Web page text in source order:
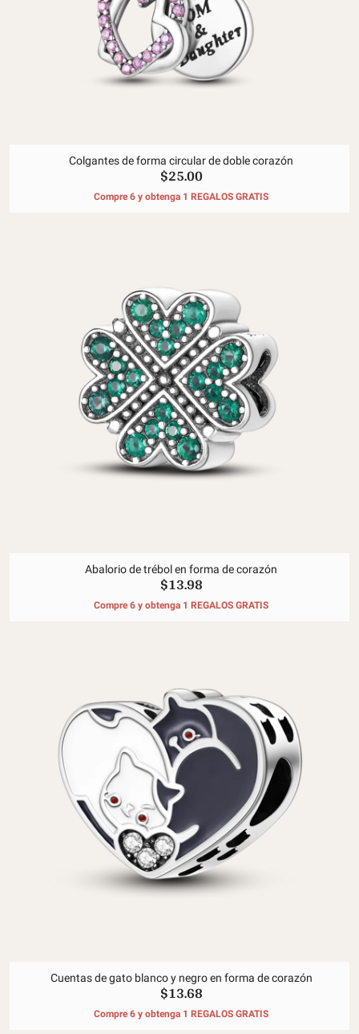
Colgantes de forma circular de doble corazón
$25.00
Compre 6 y obtenga 1 REGALOS GRATIS
Abalorio de trébol en forma de corazón
$13.98
Compre 6 y obtenga 1 REGALOS GRATIS
Cuentas de gato blanco y negro en forma de corazón
$13.68
Compre 6 y obtenga 1 REGALOS GRATIS